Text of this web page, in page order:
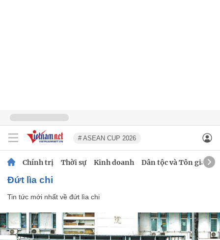
# ASEAN CUP 2026
Chính trị Thời sự Kinh doanh Dân tộc và Tôn giáo
đứt lìa chi
Tin tức mới nhất về đứt lìa chi